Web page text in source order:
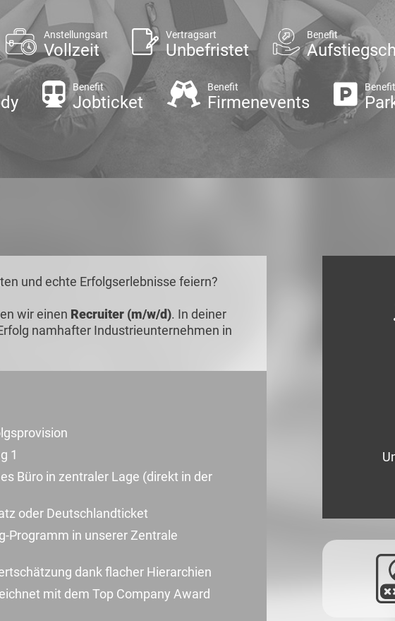
Anstellungsart
Vollzeit
Vertragsart
Unbefristet
Benefit
Benefit
Jobticket
Benefit
Firmenevents
Benefit
und echte Erfolgserlebnisse feiern?
wir einen Recruiter (m/w/d). In deiner
namhafter Industrieunternehmen in
1
Büro in zentraler Lage (direkt in der
oder Deutschlandticket
Programm in unserer Zentrale
dank flacher Hierarchien
mit dem Top Company Award